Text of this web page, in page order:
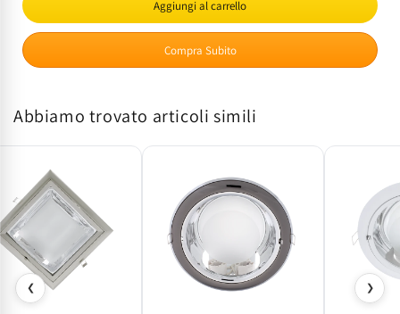
Faretto
Doppio
Nichel
e
Cromo
Faretto
Doppio
Incasso
Nichel
e
Aggiungi al carrello
Compra Subito
Abbiamo trovato articoli simili
❮ ❯